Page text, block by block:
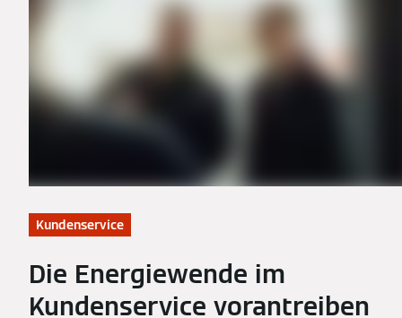
Kundenservice
Die Energiewende im
Kundenservice vorantreiben